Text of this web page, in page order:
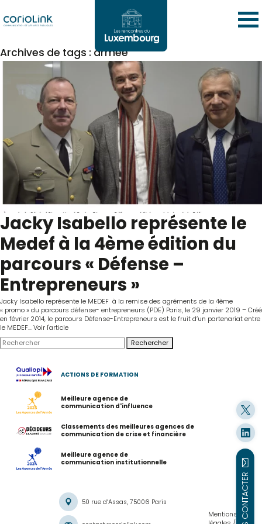
NOUS CONTACTER
Archives de tags : armée
Jacky Isabello représente le
Medef à la 4ème édition du
parcours « Défense –
Entrepreneurs »
Jacky Isabello représente le MEDEF à la remise des agréments de la 4ème
« promo » du parcours défense- entrepreneurs (PDE) Paris, le 29 janvier 2019 – Créé
en février 2014, le parcours Défense-Entrepreneurs est le fruit d’un partenariat entre
le MEDEF...Voir l'article
Rechercher
ACTIONS DE FORMATION
Meilleure agence de
communication d'influence
Classements des meilleures agences de
communication de crise et financière
Meilleure agence de
communication institutionnelle
50 rue d’Assas, 75006 Paris
Mentions